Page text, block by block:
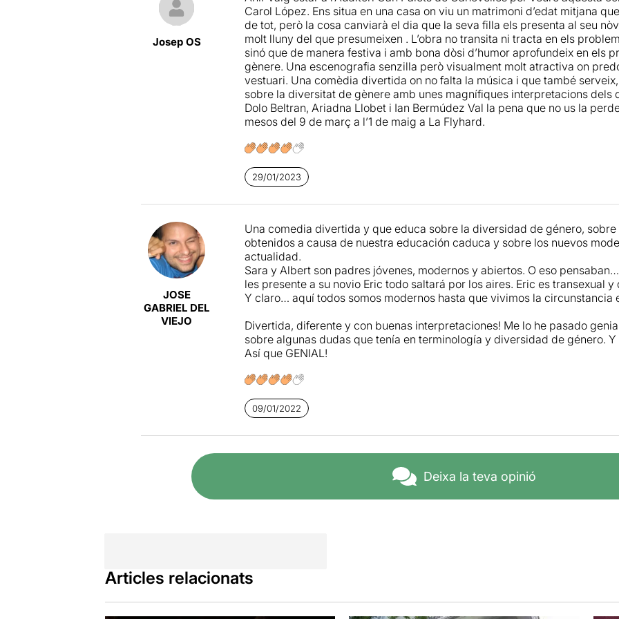
L’escenografia deJose Novoa i Fernando Portilloés elegant i sòbria.
situació que donen una mica de relax a la tensió de cada moment. Molt
L’espectacle, escrit i dirigit per Carol López, manté en tot moment un to
punt de vista de tots quatre personatges i, alhora, col·labora a relativitzar
aparent, uns personatges exerceixen i uns altres pateixen segons el
l’espectador és testimoni dels millors i dels pitjors moments d’una família
considerant d’allò més normal.
Josep OS
Carol López. Ens situa en una casa on viu un matrimoni d’edat mitjana
de tot, però la cosa canviarà el dia que la seva filla els presenta al seu
molt lluny del que presumeixen . L’obra no transita ni tracta en els
sinó que de manera festiva i amb bona dòsi d’humor aprofundeix en els
gènere. Una escenografia senzilla però visualment molt atractiva on
vestuari. Una comèdia divertida on no falta la música i que també
sobre la diversitat de gènere amb unes magnífiques interpretacions dels
Dolo Beltran, Ariadna Llobet i Ian Bermúdez Val la pena que no us la
mesos del 9 de març a l’1 de maig a La Flyhard.
29/01/2023
JOSE
GABRIEL DEL
VIEJO
Una comedia divertida y que educa sobre la diversidad de género,
obtenidos a causa de nuestra educación caduca y sobre los nuevos
actualidad.
Sara y Albert son padres jóvenes, modernos y abiertos. O eso
les presente a su novio Eric todo saltará por los aires. Eric es transexual
Y claro… aquí todos somos modernos hasta que vivimos la circunstancia
Divertida, diferente y con buenas interpretaciones! Me lo he pasado
sobre algunas dudas que tenía en terminología y diversidad de género.
Así que GENIAL!
09/01/2022
Deixa la teva opinió
Articles relacionats